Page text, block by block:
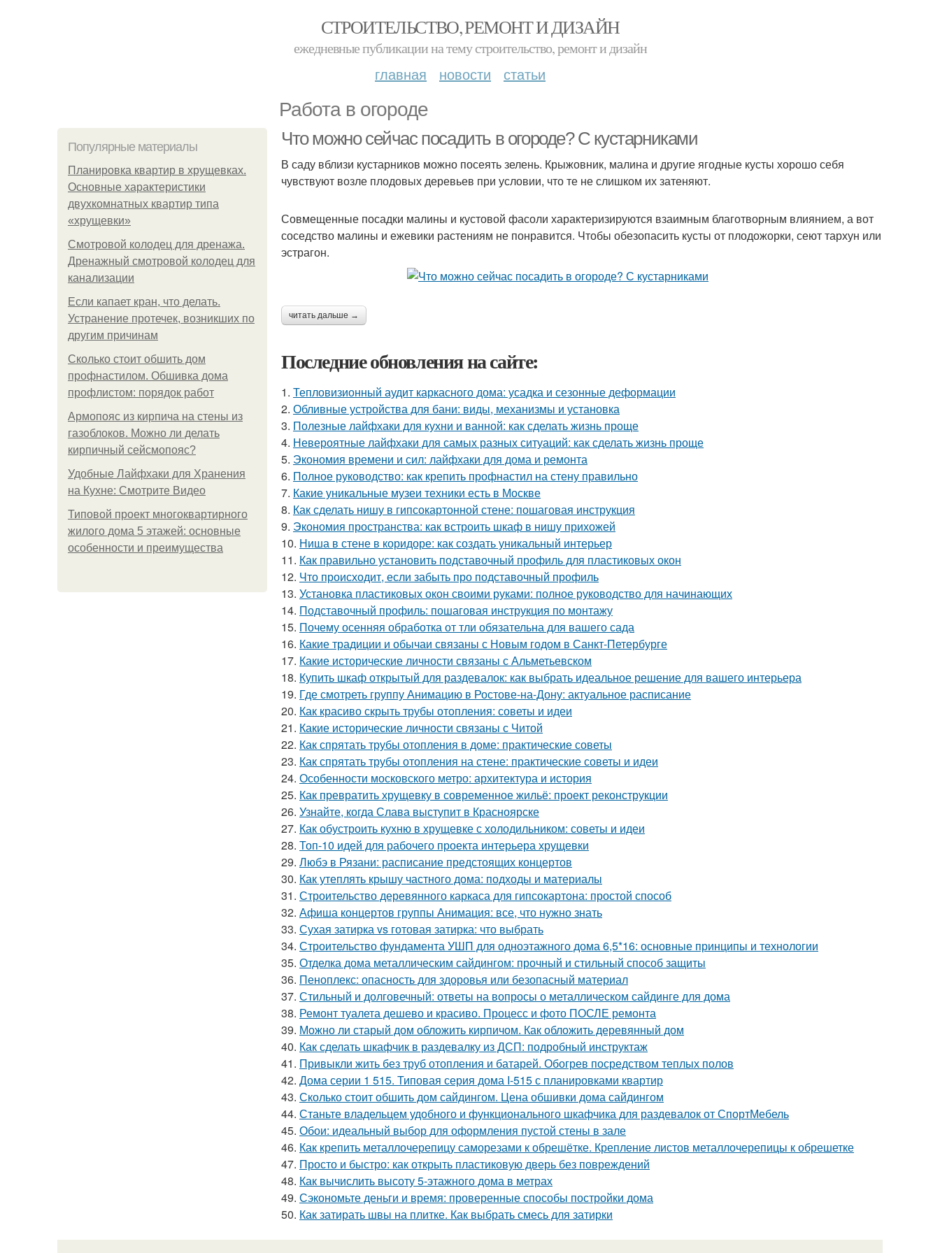
СТРОИТЕЛЬСТВО, РЕМОНТ И ДИЗАЙН
ежедневные публикации на тему строительство, ремонт и дизайн
главная новости статьи
Работа в огороде
Популярные материалы
Планировка квартир в хрущевках.
Основные характеристики
двухкомнатных квартир типа
«хрущевки»
Смотровой колодец для дренажа.
Дренажный смотровой колодец для
канализации
Если капает кран, что делать.
Устранение протечек, возникших по
другим причинам
Сколько стоит обшить дом
профнастилом. Обшивка дома
профлистом: порядок работ
Армопояс из кирпича на стены из
газоблоков. Можно ли делать
кирпичный сейсмопояс?
Удобные Лайфхаки для Хранения
на Кухне: Смотрите Видео
Типовой проект многоквартирного
жилого дома 5 этажей: основные
особенности и преимущества
Что можно сейчас посадить в огороде? С кустарниками
В саду вблизи кустарников можно посеять зелень. Крыжовник, малина и другие ягодные кусты хорошо себя
чувствуют возле плодовых деревьев при условии, что те не слишком их затеняют.
Совмещенные посадки малины и кустовой фасоли характеризируются взаимным благотворным влиянием, а вот
соседство малины и ежевики растениям не понравится. Чтобы обезопасить кусты от плодожорки, сеют тархун или
эстрагон.
читать дальше →
Последние обновления на сайте:
1. Тепловизионный аудит каркасного дома: усадка и сезонные деформации
2. Обливные устройства для бани: виды, механизмы и установка
3. Полезные лайфхаки для кухни и ванной: как сделать жизнь проще
4. Невероятные лайфхаки для самых разных ситуаций: как сделать жизнь проще
5. Экономия времени и сил: лайфхаки для дома и ремонта
6. Полное руководство: как крепить профнастил на стену правильно
7. Какие уникальные музеи техники есть в Москве
8. Как сделать нишу в гипсокартонной стене: пошаговая инструкция
9. Экономия пространства: как встроить шкаф в нишу прихожей
10. Ниша в стене в коридоре: как создать уникальный интерьер
11. Как правильно установить подставочный профиль для пластиковых окон
12. Что происходит, если забыть про подставочный профиль
13. Установка пластиковых окон своими руками: полное руководство для начинающих
14. Подставочный профиль: пошаговая инструкция по монтажу
15. Почему осенняя обработка от тли обязательна для вашего сада
16. Какие традиции и обычаи связаны с Новым годом в Санкт-Петербурге
17. Какие исторические личности связаны с Альметьевском
18. Купить шкаф открытый для раздевалок: как выбрать идеальное решение для вашего интерьера
19. Где смотреть группу Анимацию в Ростове-на-Дону: актуальное расписание
20. Как красиво скрыть трубы отопления: советы и идеи
21. Какие исторические личности связаны с Читой
22. Как спрятать трубы отопления в доме: практические советы
23. Как спрятать трубы отопления на стене: практические советы и идеи
24. Особенности московского метро: архитектура и история
25. Как превратить хрущевку в современное жильё: проект реконструкции
26. Узнайте, когда Слава выступит в Красноярске
27. Как обустроить кухню в хрущевке с холодильником: советы и идеи
28. Топ-10 идей для рабочего проекта интерьера хрущевки
29. Любэ в Рязани: расписание предстоящих концертов
30. Как утеплять крышу частного дома: подходы и материалы
31. Строительство деревянного каркаса для гипсокартона: простой способ
32. Афиша концертов группы Анимация: все, что нужно знать
33. Сухая затирка vs готовая затирка: что выбрать
34. Строительство фундамента УШП для одноэтажного дома 6,5*16: основные принципы и технологии
35. Отделка дома металлическим сайдингом: прочный и стильный способ защиты
36. Пеноплекс: опасность для здоровья или безопасный материал
37. Стильный и долговечный: ответы на вопросы о металлическом сайдинге для дома
38. Ремонт туалета дешево и красиво. Процесс и фото ПОСЛЕ ремонта
39. Можно ли старый дом обложить кирпичом. Как обложить деревянный дом
40. Как сделать шкафчик в раздевалку из ДСП: подробный инструктаж
41. Привыкли жить без труб отопления и батарей. Обогрев посредством теплых полов
42. Дома серии 1 515. Типовая серия дома I-515 с планировками квартир
43. Сколько стоит обшить дом сайдингом. Цена обшивки дома сайдингом
44. Станьте владельцем удобного и функционального шкафчика для раздевалок от СпортМебель
45. Обои: идеальный выбор для оформления пустой стены в зале
46. Как крепить металлочерепицу саморезами к обрешётке. Крепление листов металлочерепицы к обрешетке
47. Просто и быстро: как открыть пластиковую дверь без повреждений
48. Как вычислить высоту 5-этажного дома в метрах
49. Сэкономьте деньги и время: проверенные способы постройки дома
50. Как затирать швы на плитке. Как выбрать смесь для затирки